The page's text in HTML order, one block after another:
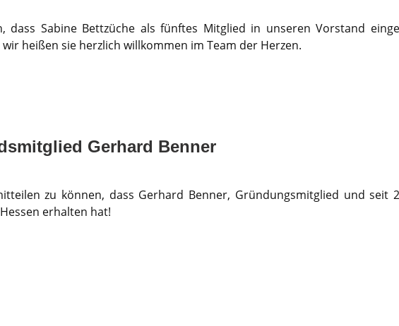
dass Sabine Bettzüche als fünftes Mitglied in unseren Vorstand
heißen sie herzlich willkommen im Team der Herzen.
Gerhard Benner
zu können, dass Gerhard Benner, Gründungsmitglied und seit
erhalten hat!